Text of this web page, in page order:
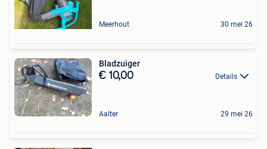
Meerhout 30 mei 26
Bladzuiger
€ 10,00 Details
Aalter 29 mei 26